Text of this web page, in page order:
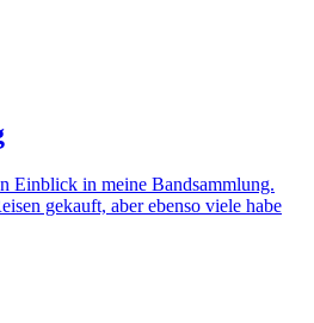
Einblick in meine Bandsammlung.
gekauft, aber ebenso viele habe